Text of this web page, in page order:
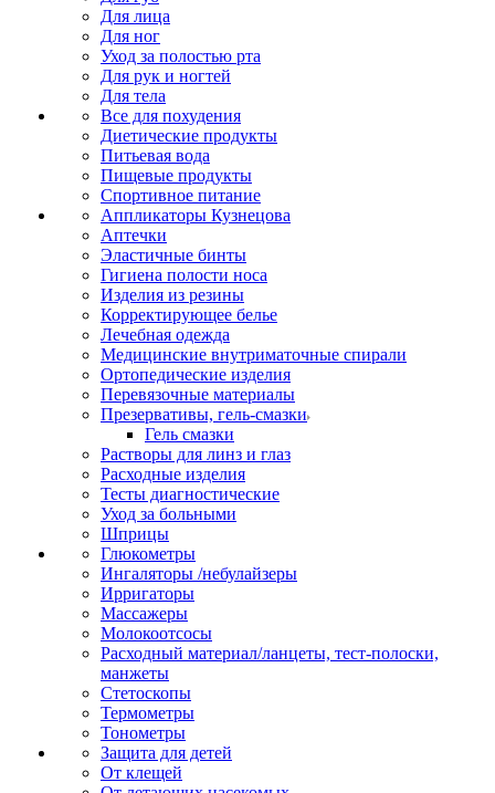
Для лица
Для ног
Уход за полостью рта
Для рук и ногтей
Для тела
Все для похудения
Диетические продукты
Питьевая вода
Пищевые продукты
Спортивное питание
Аппликаторы Кузнецова
Аптечки
Эластичные бинты
Гигиена полости носа
Изделия из резины
Корректирующее белье
Лечебная одежда
Медицинские внутриматочные спирали
Ортопедические изделия
Перевязочные материалы
Презервативы, гель-смазки
Гель смазки
Растворы для линз и глаз
Расходные изделия
Тесты диагностические
Уход за больными
Шприцы
Глюкометры
Ингаляторы /небулайзеры
Ирригаторы
Массажеры
Молокоотсосы
Расходный материал/ланцеты, тест-полоски,
манжеты
Стетоскопы
Термометры
Тонометры
Защита для детей
От клещей